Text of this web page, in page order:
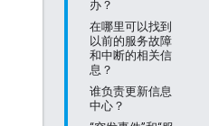
办？
在哪里可以找到
以前的服务故障
和中断的相关信
息？
谁负责更新信息
中心？